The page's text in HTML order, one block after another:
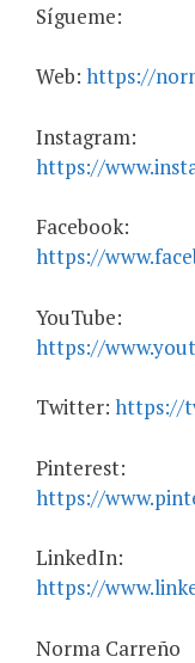
Sígueme:
Web: https://
Instagram:
https://
Facebook:
https://
YouTube:
https://
Twitter: https://
Pinterest:
https://
LinkedIn:
https://
Norma Carreño